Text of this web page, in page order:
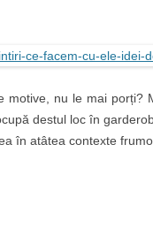
motive, nu le mai porți?
destul loc în
în atâtea contexte